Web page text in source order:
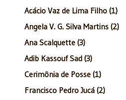
Acácio Vaz de Lima Filho (1)
Angela V. G. Silva Martins (2)
Ana Scalquette (3)
Adib Kassouf Sad (3)
Cerimônia de Posse (1)
Francisco Pedro Jucá (2)